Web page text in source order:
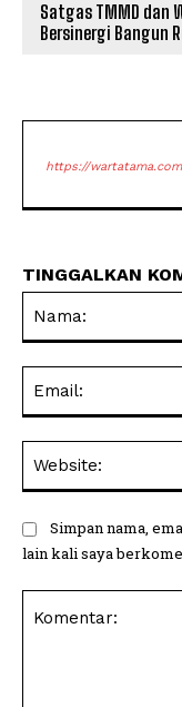
Satgas TMMD dan
Bersinergi Bangun
https://
TINGGALKAN
Simpan nama,
lain kali saya